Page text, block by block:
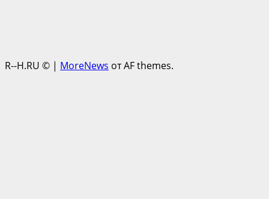
R--H.RU © | MoreNews от AF themes.